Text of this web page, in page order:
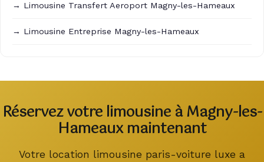
→ Limousine Transfert Aeroport Magny-les-Hameaux
→ Limousine Entreprise Magny-les-Hameaux
Réservez votre limousine à Magny-les-
Hameaux maintenant
Votre location limousine paris-voiture luxe a